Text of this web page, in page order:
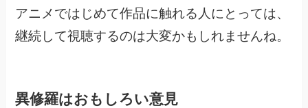
アニメではじめて作品に触れる人にとっては、
継続して視聴するのは大変かもしれませんね。
異修羅はおもしろい意見